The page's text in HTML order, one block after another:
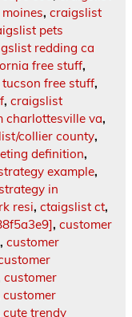
, craigslist
pets
redding ca
free stuff,
free stuff,
, craigslist
charlottesville va,
collier county,
definition,
example,
in
resi, ctaigslist ct,
, customer
, customer
customer
customer
cute trendy